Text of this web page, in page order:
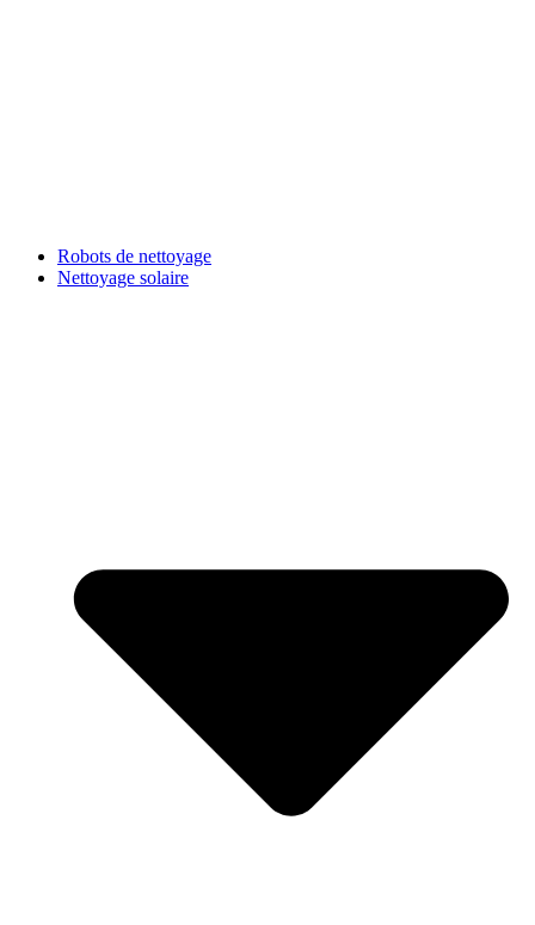
Robots de nettoyage
Nettoyage solaire